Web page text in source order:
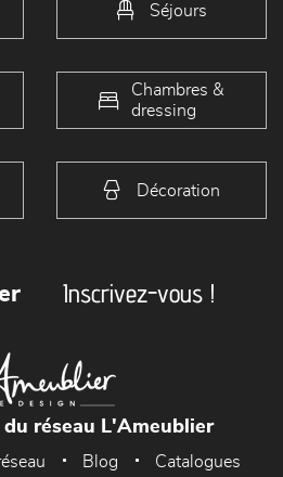
Séjours
Chambres &
dressing
Décoration
Inscrivez-vous !
du réseau L'Ameublier
Blog Catalogues